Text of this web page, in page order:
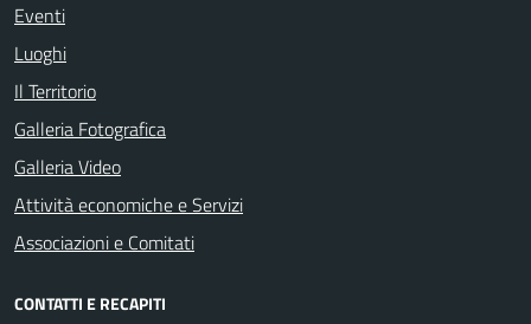
Eventi
Luoghi
Il Territorio
Galleria Fotografica
Galleria Video
Attività economiche e Servizi
Associazioni e Comitati
CONTATTI E RECAPITI